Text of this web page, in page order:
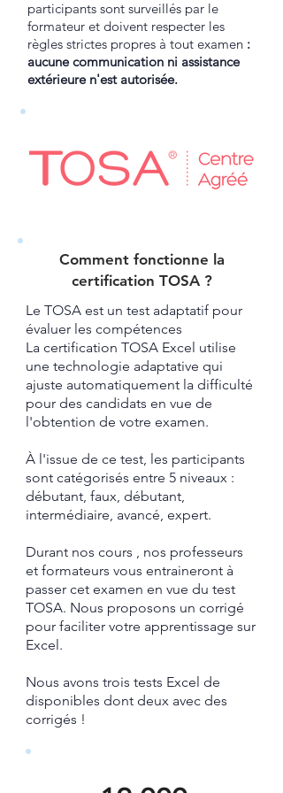
participants sont surveillés par le
formateur et doivent respecter les
règles strictes propres à tout examen :
aucune communication ni assistance
extérieure n'est autorisée.
Comment fonctionne la
certification TOSA ?​
Le TOSA est un test adaptatif pour
évaluer les compétences
La certification TOSA Excel utilise
une technologie adaptative qui
ajuste automatiquement la difficulté
pour des candidats en vue de
l'obtention de votre examen.
À l'issue de ce test, les participants
sont catégorisés entre 5 niveaux :
débutant, faux, débutant,
intermédiaire, avancé, expert.
Durant nos cours , nos professeurs
et formateurs vous entraineront à
passer cet examen en vue du test
TOSA. ​ Nous proposons un corrigé
pour faciliter votre apprentissage sur
Excel.​
Nous avons trois tests Excel de
disponibles dont deux avec des
corrigés !